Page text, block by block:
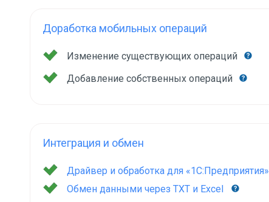
Доработка мобильных операций
Изменение существующих операций
Добавление собственных операций
Интеграция и обмен
Драйвер и обработка для «1С:Предприятия»
Обмен данными через TXT и Excel